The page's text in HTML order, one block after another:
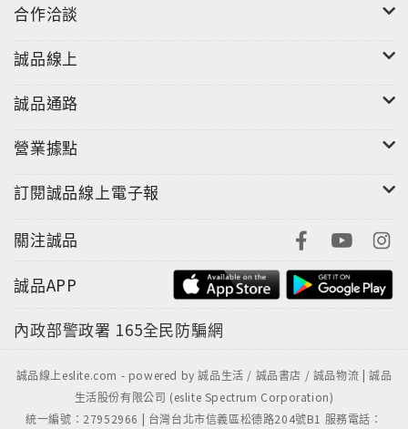
合作洽談
誠品線上
誠品通路
營業據點
訂閱誠品線上電子報
關注誠品
誠品APP
內政部警政署 165全民防騙網
誠品線上eslite.com - powered by 誠品生活 / 誠品書店 / 誠品物流 | 誠品
生活股份有限公司 (eslite Spectrum Corporation)
統一編號：27952966 | 台灣台北市信義區松德路204號B1 服務電話：